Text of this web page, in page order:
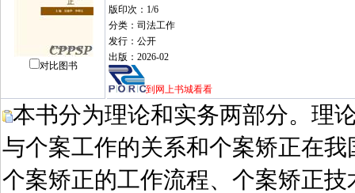
对比图书
版印次：1/6
分类：司法工作
发行：公开
出版：2026-02
到网上书城看看
本书分为理论和实务两部分。理
与个案工作的关系和个案矫正在
个案矫正的工作流程、个案矫正